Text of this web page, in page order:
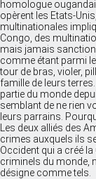
homologue
opèrent les Etats-
multinationales
Congo, des
mais jamais
comme étant parmi
tour de bras, violer,
famille de leurs
partie du monde
semblant de ne rien
leurs parrains.
Les deux alliés des
crimes auxquels ils
Occident qui a créé
criminels du monde,
désigne comme tels.